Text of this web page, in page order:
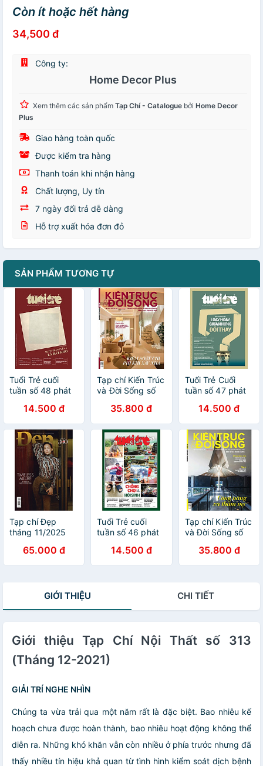
Còn ít hoặc hết hàng
34,500 đ
Công ty:
Home Decor Plus
Xem thêm các sản phẩm Tạp Chí - Catalogue bởi Home Decor
Plus
Giao hàng toàn quốc
Được kiểm tra hàng
Thanh toán khi nhận hàng
Chất lượng, Uy tín
7 ngày đổi trả dễ dàng
Hỗ trợ xuất hóa đơn đỏ
SẢN PHẨM TƯƠNG TỰ
Tuổi Trẻ cuối
tuần số 48 phát
12-2025
14.500 đ
Tạp chí Kiến Trúc
và Đời Sống số
2025)_ Kiểm soát
chi phí khi xây
nhà
35.800 đ
Tuổi Trẻ Cuối
tuần số 47 phát
202514.500 đ
Tạp chí Đẹp
tháng 11/2025
Ngọc Hà
65.000 đ
Tuổi Trẻ cuối
tuần số 46 phát
11-2025
14.500 đ
Tạp chí Kiến Trúc
và Đời Sống số
2025) _ Công
năng và Thẩm
35.800 đ
GIỚI THIỆU CHI TIẾT
Giới thiệu Tạp Chí Nội Thất số 313
(Tháng 12-2021)
GIẢI TRÍ NGHE NHÌN
Chúng ta vừa trải qua một năm rất là đặc biệt. Bao nhiêu kế
hoạch chưa được hoàn thành, bao nhiêu hoạt động không thể
diễn ra. Những khó khăn vẫn còn nhiều ở phía trước nhưng đã
thấy nhiều tín hiệu khả quan từ tình hình kiểm soát dịch bệnh